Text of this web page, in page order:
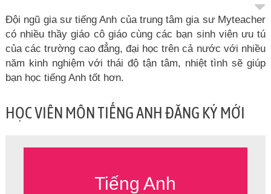
Đội ngũ gia sư tiếng Anh của trung tâm gia sư Myteacher
có nhiều thầy giáo cô giáo cùng các bạn sinh viên ưu tú
của các trường cao đẳng, đại học trên cả nước với nhiều
năm kinh nghiệm với thái độ tận tâm, nhiệt tình sẽ giúp
bạn học tiếng Anh tốt hơn.
HỌC VIÊN MÔN TIẾNG ANH ĐĂNG KÝ MỚI
Tiếng Anh